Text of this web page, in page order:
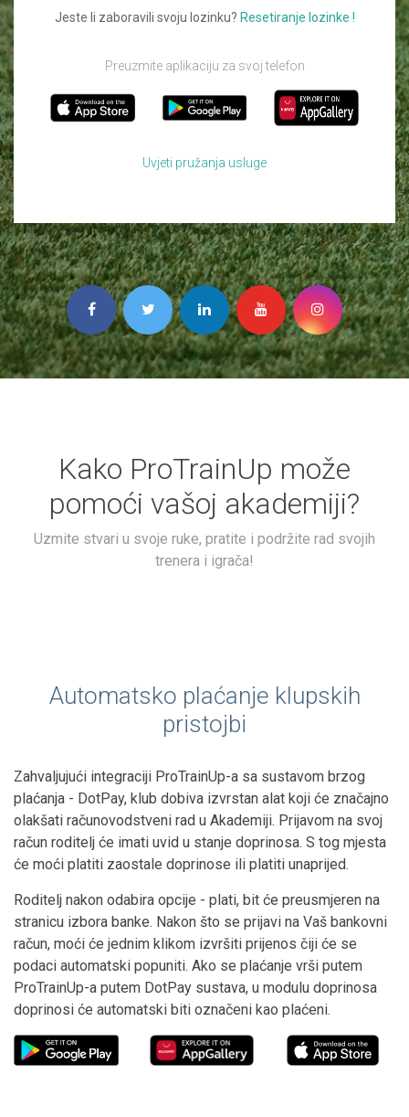
Jeste li zaboravili svoju lozinku? Resetiranje lozinke !
Preuzmite aplikaciju za svoj telefon
Uvjeti pružanja usluge
Kako ProTrainUp može
pomoći vašoj akademiji?
Uzmite stvari u svoje ruke, pratite i podržite rad svojih
trenera i igrača!
Automatsko plaćanje klupskih
pristojbi
Zahvaljujući integraciji ProTrainUp-a sa sustavom brzog
plaćanja - DotPay, klub dobiva izvrstan alat koji će značajno
olakšati računovodstveni rad u Akademiji. Prijavom na svoj
račun roditelj će imati uvid u stanje doprinosa. S tog mjesta
će moći platiti zaostale doprinose ili platiti unaprijed.
Roditelj nakon odabira opcije - plati, bit će preusmjeren na
stranicu izbora banke. Nakon što se prijavi na Vaš bankovni
račun, moći će jednim klikom izvršiti prijenos čiji će se
podaci automatski popuniti. Ako se plaćanje vrši putem
ProTrainUp-a putem DotPay sustava, u modulu doprinosa
doprinosi će automatski biti označeni kao plaćeni.